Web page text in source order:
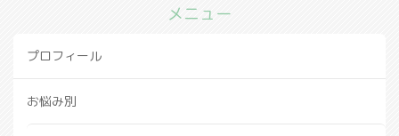
メニュー
プロフィール
お悩み別